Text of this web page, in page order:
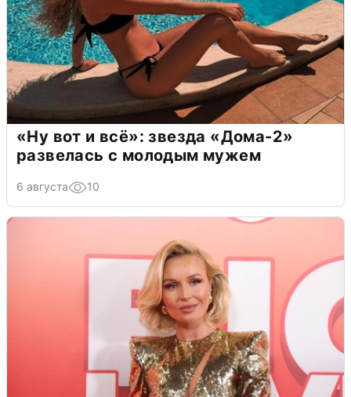
«Ну вот и всё»: звезда «Дома-2»
развелась с молодым мужем
6 августа 10